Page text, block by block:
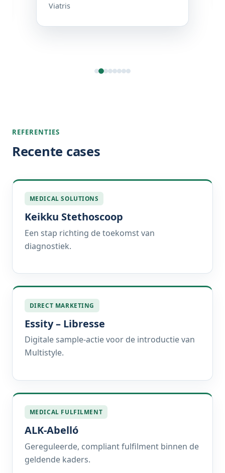
Viatris
REFERENTIES
Recente cases
MEDICAL SOLUTIONS
Keikku Stethoscoop
Een stap richting de toekomst van
diagnostiek.
DIRECT MARKETING
Essity – Libresse
Digitale sample-actie voor de introductie van
Multistyle.
MEDICAL FULFILMENT
ALK-Abelló
Gereguleerde, compliant fulfilment binnen de
geldende kaders.